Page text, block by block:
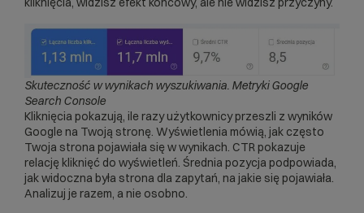
Skuteczność w wynikach wyszukiwania. Metryki Google
Search Console
Kliknięcia pokazują, ile razy użytkownicy przeszli z wyników
Google na Twoją stronę. Wyświetlenia mówią, jak często
Twoja strona pojawiała się w wynikach. CTR pokazuje
relację kliknięć do wyświetleń. Średnia pozycja podpowiada,
jak widoczna była strona dla zapytań, na jakie się pojawiała.
Analizuj je razem, a nie osobno.